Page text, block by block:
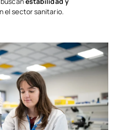
el sector sanitario.